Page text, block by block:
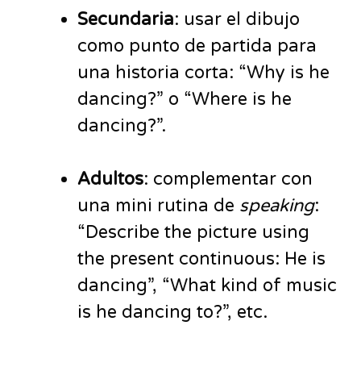
Secundaria: usar el dibujo
como punto de partida para
una historia corta: “Why is he
dancing?” o “Where is he
dancing?”.
Adultos: complementar con
una mini rutina de speaking:
“Describe the picture using
the present continuous: He is
dancing”, “What kind of music
is he dancing to?”, etc.